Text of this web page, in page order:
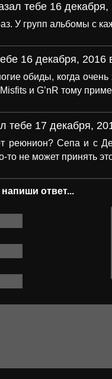
тебе 16
У групп альбомы с
16 декабря, 2016
обиды, когда очень
и G’nR тому
тебе 17 декабря,
реюнион? Сепа и с
то не может принять
ответ...